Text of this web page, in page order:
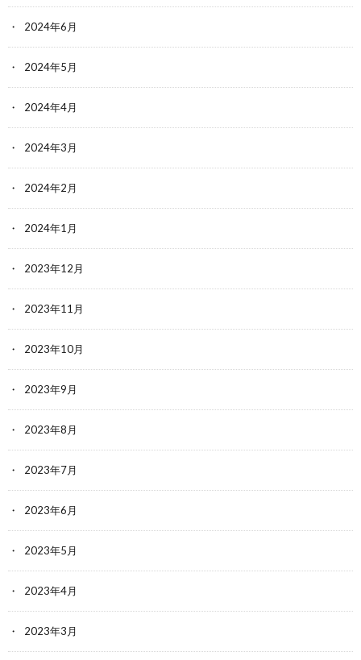
2024年6月
2024年5月
2024年4月
2024年3月
2024年2月
2024年1月
2023年12月
2023年11月
2023年10月
2023年9月
2023年8月
2023年7月
2023年6月
2023年5月
2023年4月
2023年3月